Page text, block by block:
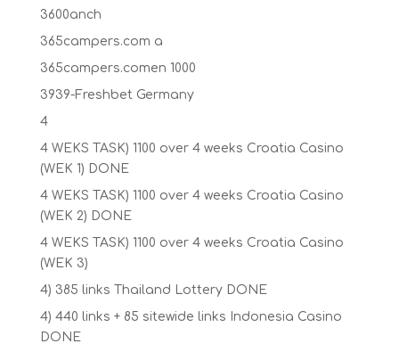
3600anch
365campers.com a
365campers.comen 1000
3939-Freshbet Germany
4
4 WEKS TASK) 1100 over 4 weeks Croatia Casino
(WEK 1) DONE
4 WEKS TASK) 1100 over 4 weeks Croatia Casino
(WEK 2) DONE
4 WEKS TASK) 1100 over 4 weeks Croatia Casino
(WEK 3)
4) 385 links Thailand Lottery DONE
4) 440 links + 85 sitewide links Indonesia Casino
DONE